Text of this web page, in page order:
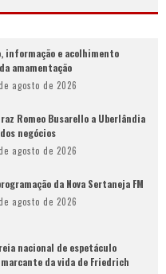
informação e acolhimento
amamentação
agosto de 2026
Romeo Busarello a Uberlândia
negócios
agosto de 2026
da Nova Sertaneja FM
agosto de 2026
nacional de espetáculo
da vida de Friedrich